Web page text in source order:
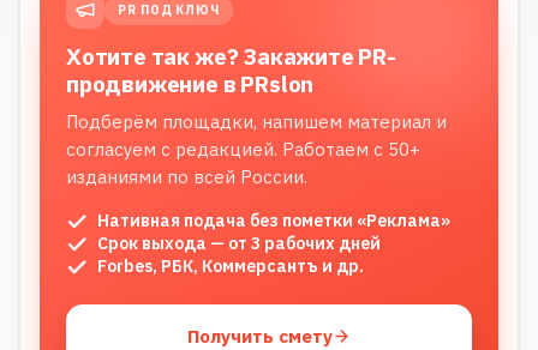
PR ПОД КЛЮЧ
Хотите так же? Закажите PR-
продвижение в PRslon
Подберём площадки, напишем материал и
согласуем с редакцией. Работаем с 50+
изданиями по всей России.
Нативная подача без пометки «Реклама»
Срок выхода — от 3 рабочих дней
Forbes, РБК, Коммерсантъ и др.
Получить смету